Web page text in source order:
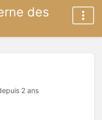
des
2 ans